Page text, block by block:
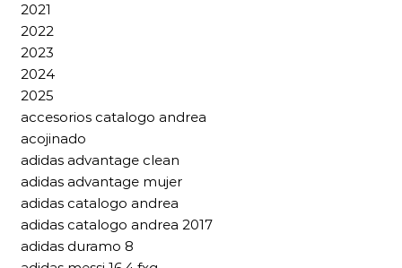
2021
2022
2023
2024
2025
accesorios catalogo andrea
acojinado
adidas advantage clean
adidas advantage mujer
adidas catalogo andrea
adidas catalogo andrea 2017
adidas duramo 8